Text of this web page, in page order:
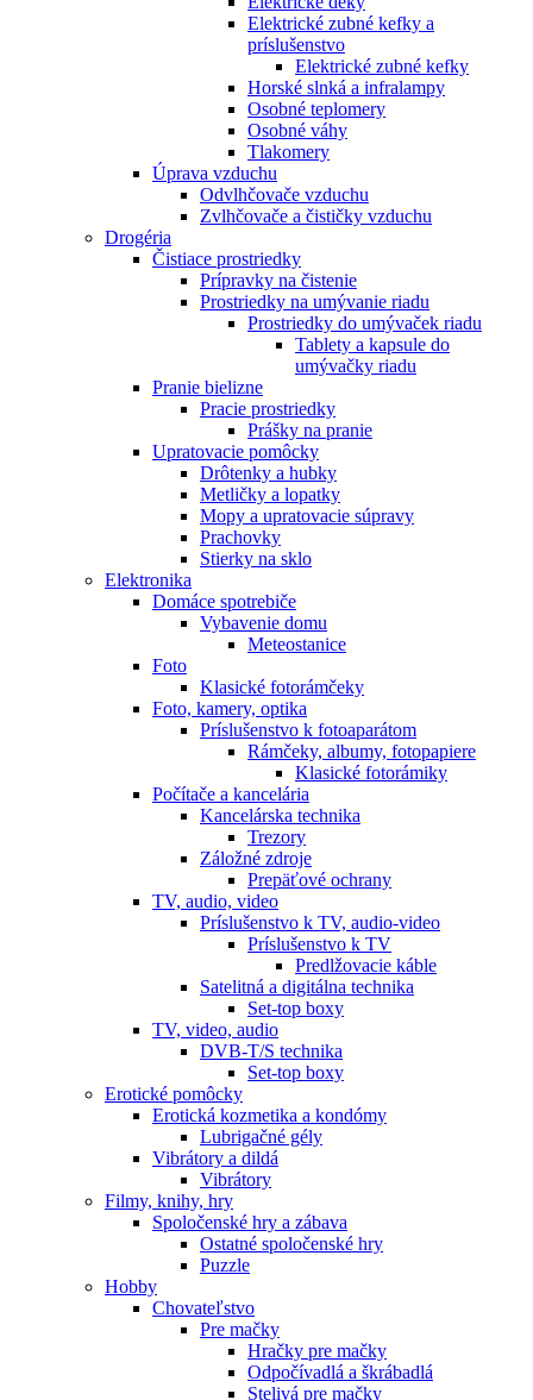
Elektrické zubné kefky a
príslušenstvo
Elektrické zubné kefky
Horské slnká a infralampy
Osobné teplomery
Osobné váhy
Tlakomery
Úprava vzduchu
Odvlhčovače vzduchu
Zvlhčovače a čističky vzduchu
Drogéria
Čistiace prostriedky
Prípravky na čistenie
Prostriedky na umývanie riadu
Prostriedky do umývaček riadu
Tablety a kapsule do
umývačky riadu
Pranie bielizne
Pracie prostriedky
Prášky na pranie
Upratovacie pomôcky
Drôtenky a hubky
Metličky a lopatky
Mopy a upratovacie súpravy
Prachovky
Stierky na sklo
Elektronika
Domáce spotrebiče
Vybavenie domu
Meteostanice
Foto
Klasické fotorámčeky
Foto, kamery, optika
Príslušenstvo k fotoaparátom
Rámčeky, albumy, fotopapiere
Klasické fotorámiky
Počítače a kancelária
Kancelárska technika
Trezory
Záložné zdroje
Prepäťové ochrany
TV, audio, video
Príslušenstvo k TV, audio-video
Príslušenstvo k TV
Predlžovacie káble
Satelitná a digitálna technika
Set-top boxy
TV, video, audio
DVB-T/S technika
Set-top boxy
Erotické pomôcky
Erotická kozmetika a kondómy
Lubrigačné gély
Vibrátory a dildá
Vibrátory
Filmy, knihy, hry
Spoločenské hry a zábava
Ostatné spoločenské hry
Puzzle
Hobby
Chovateľstvo
Pre mačky
Hračky pre mačky
Odpočívadlá a škrábadlá
Stelivá pre mačky